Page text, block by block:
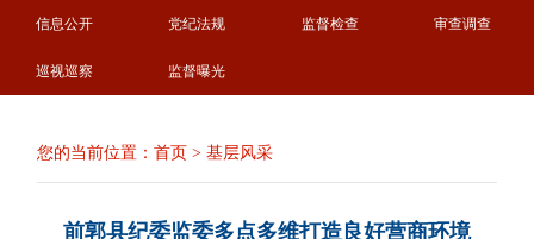
信息公开 党纪法规 监督检查 审查调查
巡视巡察 监督曝光
您的当前位置：首页 >基层风采
前郭县纪委监委多点多维打造良好营商环境